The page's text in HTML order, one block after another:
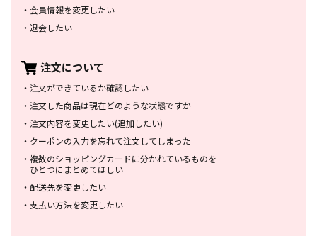
・ 会員情報を変更したい
・ 退会したい
注文について
・ 注文ができているか確認したい
・ 注文した商品は現在どのような状態ですか
・ 注文内容を変更したい(追加したい)
・ クーポンの入力を忘れて注文してしまった
・ 複数のショッピングカードに分かれているものを
ひとつにまとめてほしい
・ 配送先を変更したい
・ 支払い方法を変更したい